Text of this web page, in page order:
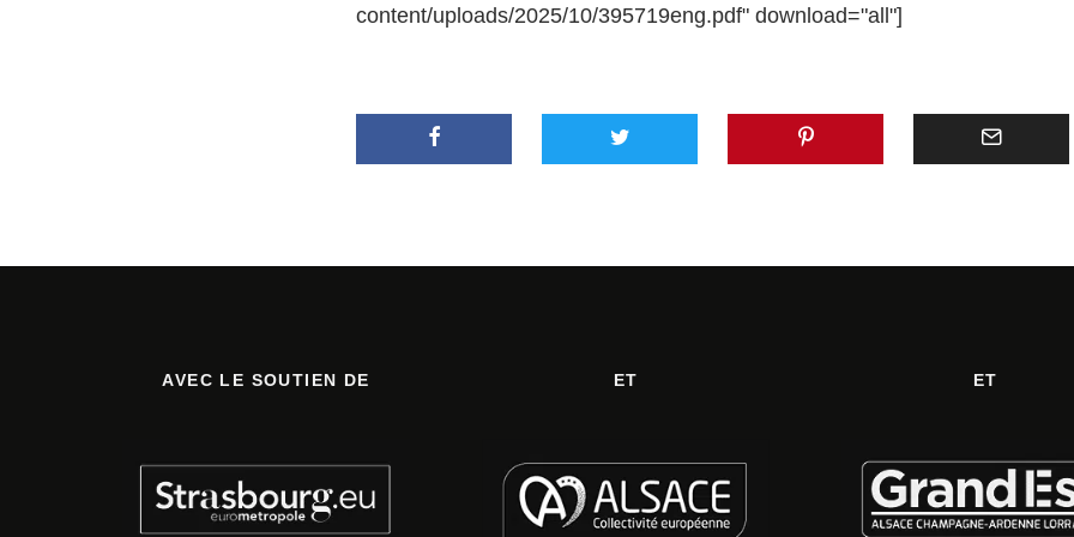
content/uploads/2025/10/395719eng.pdf" download="all"]
AVEC LE SOUTIEN DE ET ET